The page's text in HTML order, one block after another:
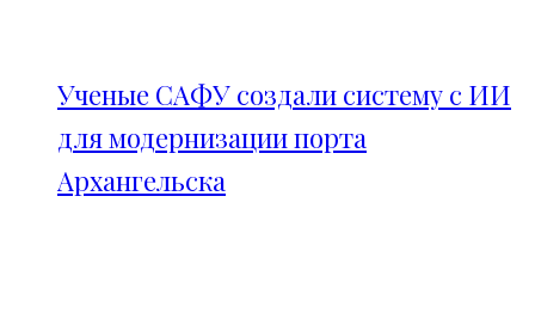
Ученые САФУ создали систему с ИИ
для модернизации порта
Архангельска